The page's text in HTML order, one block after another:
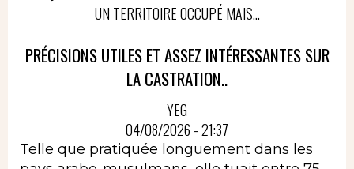
UN TERRITOIRE OCCUPÉ MAIS...
PRÉCISIONS UTILES ET ASSEZ INTÉRESSANTES SUR
LA CASTRATION..
YEG
04/08/2026 - 21:37
Telle que pratiquée longuement dans les